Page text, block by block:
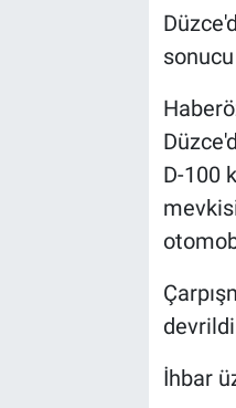
D-100
İhbar